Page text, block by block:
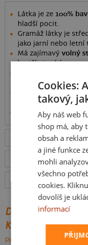
Látka je ze 100%
hladší pocit.
Gramáž látky je
jako jarní nebo letní
Má zajímavývolný
kratšími rukávy.
Díky volnému
těhotné.
Modelka Simona na
váží 48 kg; Těhotná
Informace o
Odešlemev pondělí
Tabulka velikostí:
Hodnocení:
DALŠÍ POTISKY ZE
KATEGORIE
PROCHÁZET VŠE:
Cookies:
takový,
Aby náš web
shop má, aby
obsah a
a jiné funkce
mohli
všechno
cookies.
dovolíš je
informací